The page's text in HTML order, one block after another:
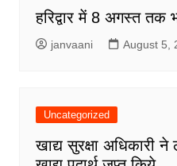
हरिद्वार में 8 अगस्त तक
janvaani August 5,
Uncategorized
खाद्य सुरक्षा अधिकारी